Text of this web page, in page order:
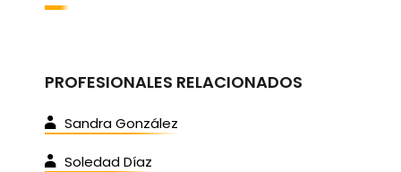
PROFESIONALES RELACIONADOS
Sandra González
Soledad Díaz